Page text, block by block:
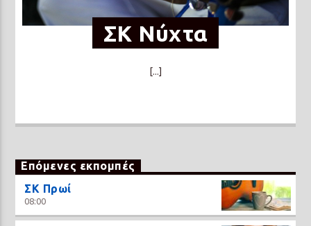
ΣΚ Νύχτα
[...]
Επόμενες εκπομπές
ΣΚ Πρωί
08:00